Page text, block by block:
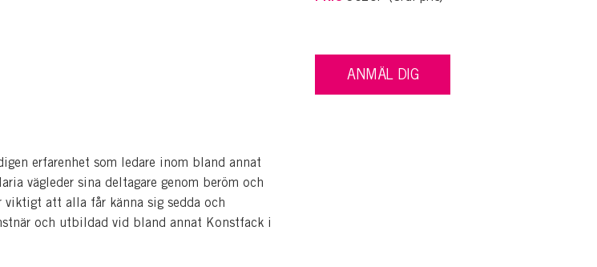
erfarenhet som ledare inom bland annat
vägleder sina deltagare genom beröm och
att alla får känna sig sedda och
och utbildad vid bland annat Konstfack i
ANMÄL DIG